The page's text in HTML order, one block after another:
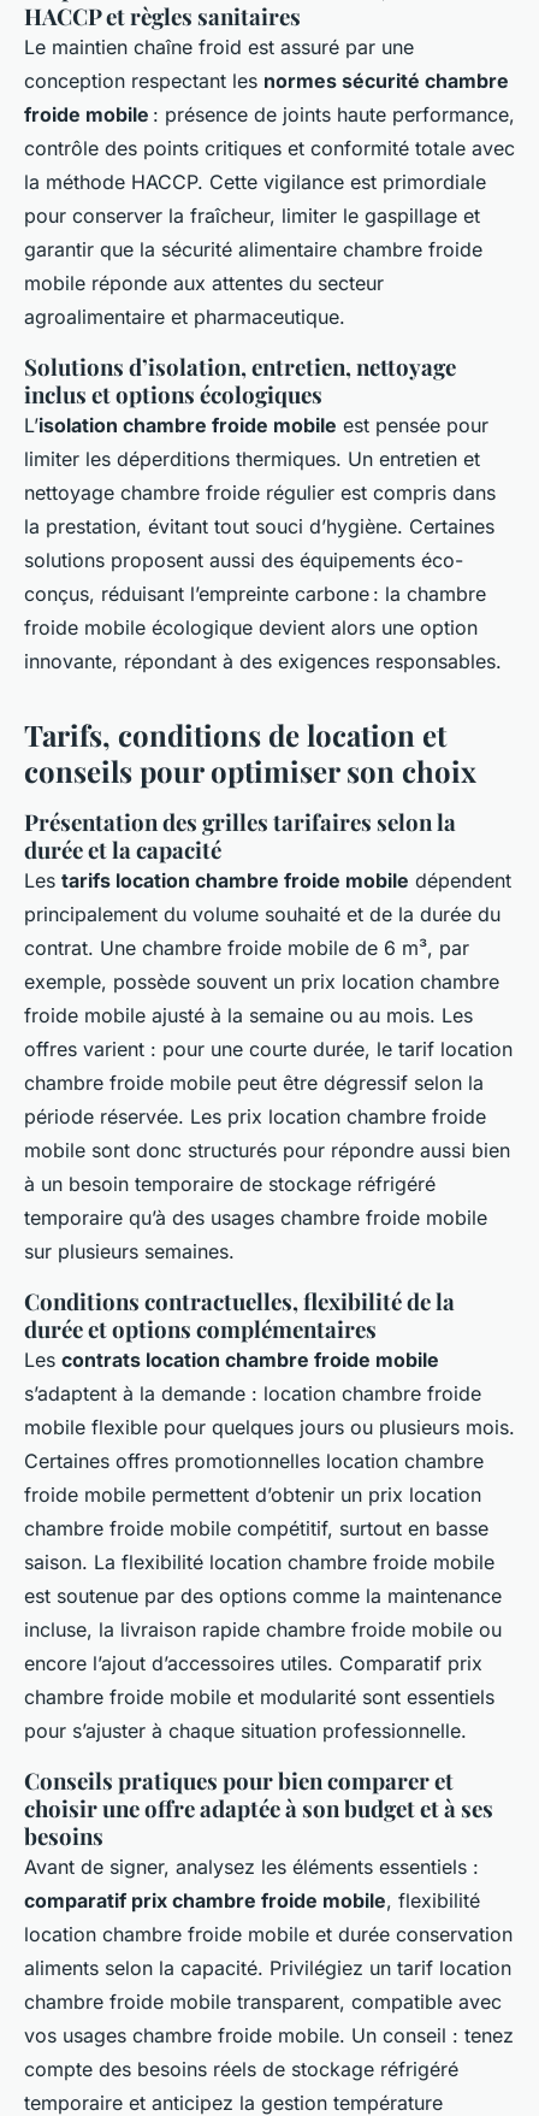
HACCP et règles sanitaires
Le maintien chaîne froid est assuré par une
conception respectant les normes sécurité chambre
froide mobile : présence de joints haute performance,
contrôle des points critiques et conformité totale avec
la méthode HACCP. Cette vigilance est primordiale
pour conserver la fraîcheur, limiter le gaspillage et
garantir que la sécurité alimentaire chambre froide
mobile réponde aux attentes du secteur
agroalimentaire et pharmaceutique.
Solutions d’isolation, entretien, nettoyage
inclus et options écologiques
L’isolation chambre froide mobile est pensée pour
limiter les déperditions thermiques. Un entretien et
nettoyage chambre froide régulier est compris dans
la prestation, évitant tout souci d’hygiène. Certaines
solutions proposent aussi des équipements éco-
conçus, réduisant l’empreinte carbone : la chambre
froide mobile écologique devient alors une option
innovante, répondant à des exigences responsables.
Tarifs, conditions de location et
conseils pour optimiser son choix
Présentation des grilles tarifaires selon la
durée et la capacité
Les tarifs location chambre froide mobile dépendent
principalement du volume souhaité et de la durée du
contrat. Une chambre froide mobile de 6 m³, par
exemple, possède souvent un prix location chambre
froide mobile ajusté à la semaine ou au mois. Les
offres varient : pour une courte durée, le tarif location
chambre froide mobile peut être dégressif selon la
période réservée. Les prix location chambre froide
mobile sont donc structurés pour répondre aussi bien
à un besoin temporaire de stockage réfrigéré
temporaire qu’à des usages chambre froide mobile
sur plusieurs semaines.
Conditions contractuelles, flexibilité de la
durée et options complémentaires
Les contrats location chambre froide mobile
s’adaptent à la demande : location chambre froide
mobile flexible pour quelques jours ou plusieurs mois.
Certaines offres promotionnelles location chambre
froide mobile permettent d’obtenir un prix location
chambre froide mobile compétitif, surtout en basse
saison. La flexibilité location chambre froide mobile
est soutenue par des options comme la maintenance
incluse, la livraison rapide chambre froide mobile ou
encore l’ajout d’accessoires utiles. Comparatif prix
chambre froide mobile et modularité sont essentiels
pour s’ajuster à chaque situation professionnelle.
Conseils pratiques pour bien comparer et
choisir une offre adaptée à son budget et à ses
besoins
Avant de signer, analysez les éléments essentiels :
comparatif prix chambre froide mobile, flexibilité
location chambre froide mobile et durée conservation
aliments selon la capacité. Privilégiez un tarif location
chambre froide mobile transparent, compatible avec
vos usages chambre froide mobile. Un conseil : tenez
compte des besoins réels de stockage réfrigéré
temporaire et anticipez la gestion température